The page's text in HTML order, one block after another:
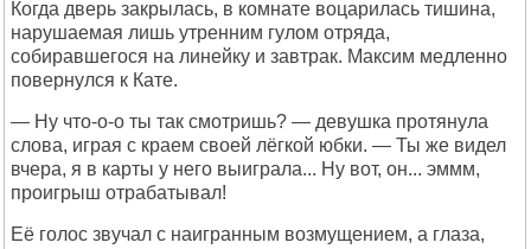
Когда дверь закрылась, в комнате воцарилась тишина,
нарушаемая лишь утренним гулом отряда,
собиравшегося на линейку и завтрак. Максим медленно
повернулся к Кате.
— Ну что-о-о ты так смотришь? — девушка протянула
слова, играя с краем своей лёгкой юбки. — Ты же видел
вчера, я в карты у него выиграла... Ну вот, он... эммм,
проигрыш отрабатывал!
Её голос звучал с наигранным возмущением, а глаза,